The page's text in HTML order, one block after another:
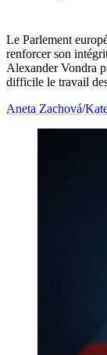
Le Parlement
renforcer son
Alexander Vondra
difficile le travail
Aneta Zachová/